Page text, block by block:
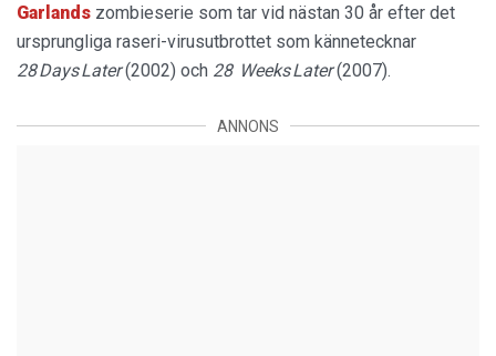
Garlands zombieserie som tar vid nästan 30 år efter det
ursprungliga raseri-virusutbrottet som kännetecknar
28 Days Later(2002) och 28 Weeks Later(2007).
ANNONS